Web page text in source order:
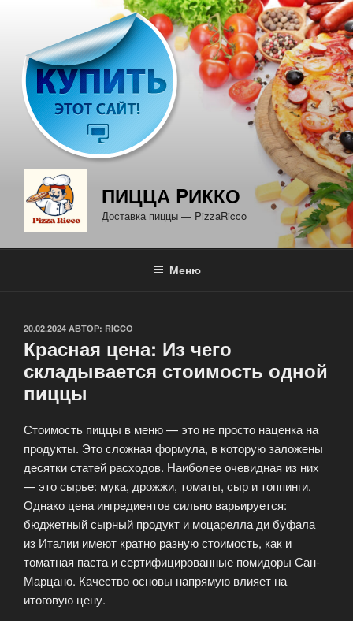
содержимому
ПИЦЦА PИККО
Доставка пиццы — PizzaRicco
Меню
ОПУБЛИКОВАНО
20.02.2024 АВТОР: RICCO
Красная цена: Из чего
складывается стоимость одной
пиццы
Стоимость пиццы в меню — это не просто наценка на
продукты. Это сложная формула, в которую заложены
десятки статей расходов. Наиболее очевидная из них
— это сырье: мука, дрожжи, томаты, сыр и топпинги.
Однако цена ингредиентов сильно варьируется:
бюджетный сырный продукт и моцарелла ди буфала
из Италии имеют кратно разную стоимость, как и
томатная паста и сертифицированные помидоры Сан-
Марцано. Качество основы напрямую влияет на
итоговую цену.